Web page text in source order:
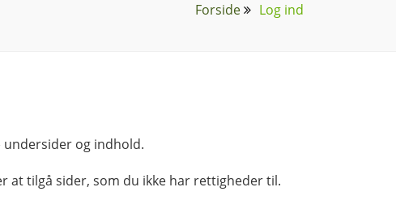
Forside Log ind
undersider og indhold.
at tilgå sider, som du ikke har rettigheder til.